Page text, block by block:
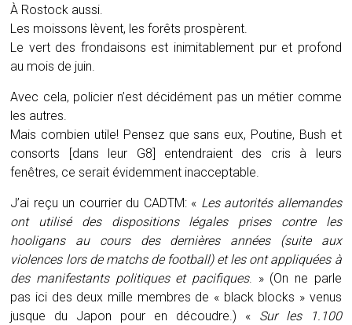
À Rostock aussi.
Les moissons lèvent, les forêts prospèrent.
Le vert des frondaisons est inimitablement pur et profond
au mois de juin.
Avec cela, policier n’est décidément pas un métier comme
les autres.
Mais combien utile! Pensez que sans eux, Poutine, Bush et
consorts [dans leur G8] entendraient des cris à leurs
fenêtres, ce serait évidemment inacceptable.
J’ai reçu un courrier du CADTM: « Les autorités allemandes
ont utilisé des dispositions légales prises contre les
hooligans au cours des dernières années (suite aux
violences lors de matchs de football) et les ont appliquées à
des manifestants politiques et pacifiques. » (On ne parle
pas ici des deux mille membres de « black blocks » venus
jusque du Japon pour en découdre.) « Sur les 1.100